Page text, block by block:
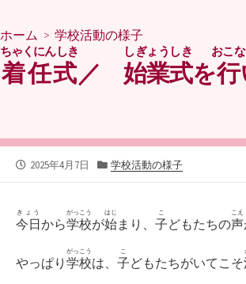
ホーム > 学校活動の様子
着任式
ちゃくにんしき
／ 始業式
しぎょうしき
を行
おこな
公
2025年4月7日
カ
リ
ー
学校活動の様子
今日
きょう
から学校
がっこう
が始
はじ
まり、 子
こ
どもたちの声
こえ
やっぱり 学校
がっこう
は、 子
こ
どもたちがいてこそ